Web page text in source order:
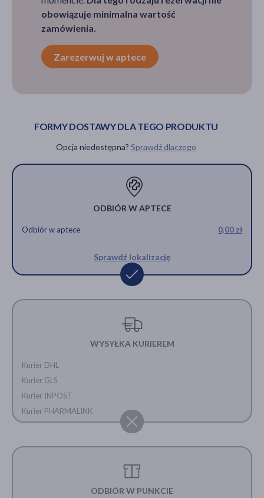
obowiązuje minimalna wartość
zamówienia.
Zarezerwuj w aptece
FORMY DOSTAWY DLA TEGO PRODUKTU
Opcja niedostępna? Sprawdź dlaczego
ODBIÓR W APTECE
Odbiór w aptece 0,00 zł
Sprawdź lokalizację
WYSYŁKA KURIEREM
Kurier DHL
Kurier GLS
Kurier INPOST
Kurier PHARMALINK
ODBIÓR W PUNKCIE